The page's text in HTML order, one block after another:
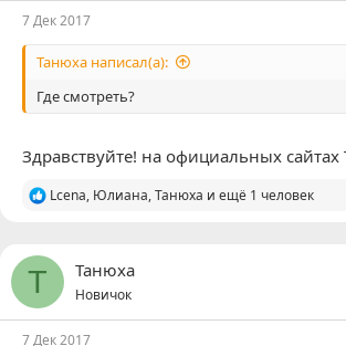
7 Дек 2017
Танюха написал(а):
Где смотреть?
Здравствуйте! на официальных сайтах
Р
ц
и
:
Lcena, Юлиана,Танюха и ещё 1 человек
Т Танюха
Новичок
7 Дек 2017